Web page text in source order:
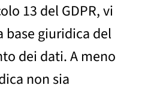
13 del GDPR, vi
giuridica del
dei dati. A meno
non sia